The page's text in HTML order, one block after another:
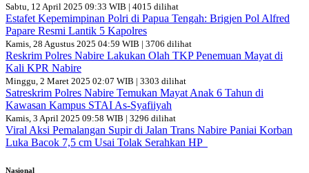
Sabtu, 12 April 2025 09:33 WIB | 4015 dilihat
Estafet Kepemimpinan Polri di Papua Tengah: Brigjen Pol Alfred
Papare Resmi Lantik 5 Kapolres
Kamis, 28 Agustus 2025 04:59 WIB | 3706 dilihat
Reskrim Polres Nabire Lakukan Olah TKP Penemuan Mayat di
Kali KPR Nabire
Minggu, 2 Maret 2025 02:07 WIB | 3303 dilihat
Satreskrim Polres Nabire Temukan Mayat Anak 6 Tahun di
Kawasan Kampus STAI As-Syafiiyah
Kamis, 3 April 2025 09:58 WIB | 3296 dilihat
Viral Aksi Pemalangan Supir di Jalan Trans Nabire Paniai Korban
Luka Bacok 7,5 cm Usai Tolak Serahkan HP
Nasional